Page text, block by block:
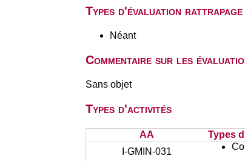
Types d'évaluation
Néant
Commentaire sur les
Sans objet
Types d'activités
AA
Types
I-GMIN-031